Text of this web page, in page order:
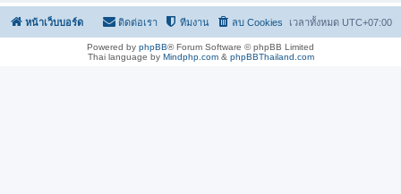
หน้าเว็บบอร์ด เวลาทั้งหมด UTC+07:00
ลบ Cookies
ทีมงาน
ติดต่อเรา
Powered by phpBB® Forum Software © phpBB Limited
Thai language by Mindphp.com& phpBBThailand.com